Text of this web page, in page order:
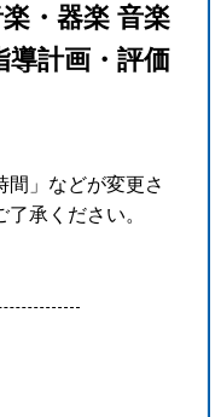
・器楽 音楽
計画・評価
」などが変更さ
承ください。